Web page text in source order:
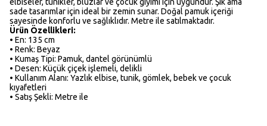
sade tasarımlar için ideal bir zemin sunar. Doğal pamuk içeriği
sayesinde konforlu ve sağlıklıdır. Metre ile satılmaktadır.
Ürün Özellikleri:
• En: 135 cm
• Renk: Beyaz
• Kumaş Tipi: Pamuk, dantel görünümlü
• Desen: Küçük çiçek işlemeli, delikli
• Kullanım Alanı: Yazlık elbise, tunik, gömlek, bebek ve çocuk
kıyafetleri
• Satış Şekli: Metre ile